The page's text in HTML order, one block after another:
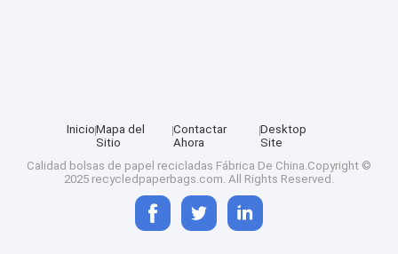
InicioMapa del
Sitio
Contactar
Ahora
Desktop
Site
Calidad bolsas de papel recicladas Fábrica De China.Copyright ©
2025 recycledpaperbags.com. All Rights Reserved.